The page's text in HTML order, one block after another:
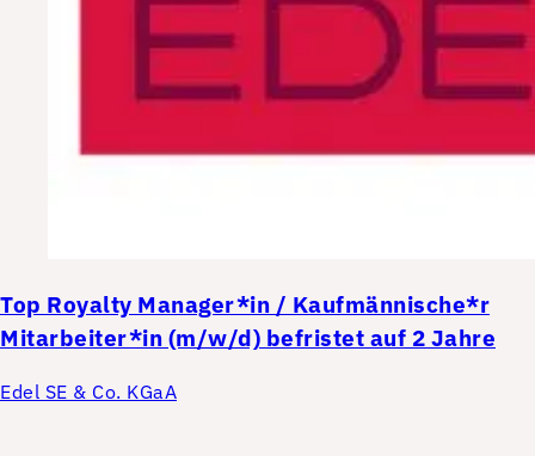
Top Royalty Manager*in / Kaufmännische*r
Mitarbeiter*in (m/w/d) befristet auf 2 Jahre
Edel SE & Co. KGaA